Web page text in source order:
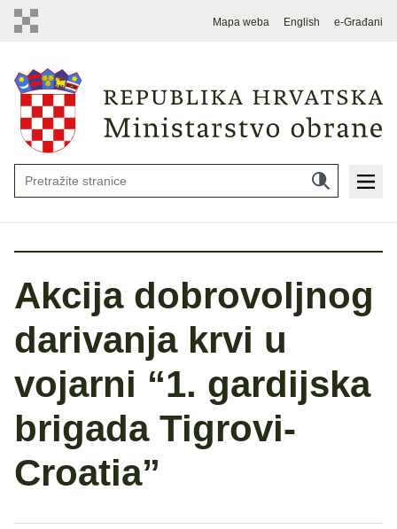
Mapa weba English e-Građani
Akcija dobrovoljnog
darivanja krvi u
vojarni “1. gardijska
brigada Tigrovi-
Croatia”